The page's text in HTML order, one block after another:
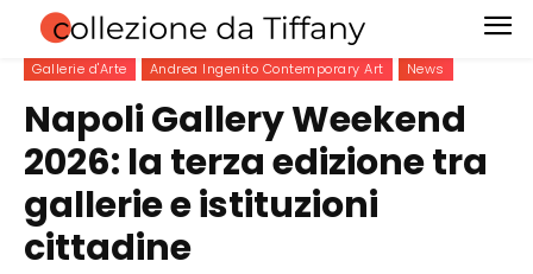
Gallerie d'Arte Andrea Ingenito Contemporary Art News
Napoli Gallery Weekend
2026: la terza edizione tra
gallerie e istituzioni
cittadine